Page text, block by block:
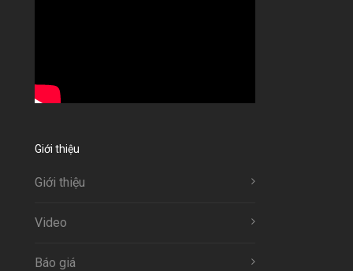
Giới thiệu
Giới thiệu
Video
Báo giá